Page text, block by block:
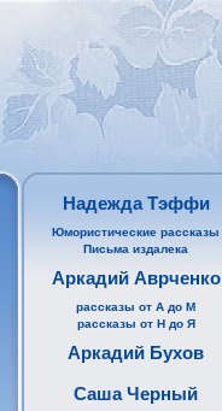
Надежда Тэффи
Юмористические рассказы
Письма издалека
Аркадий Аврченко
рассказы от А до М
рассказы от Н до Я
Аркадий Бухов
Саша Черный